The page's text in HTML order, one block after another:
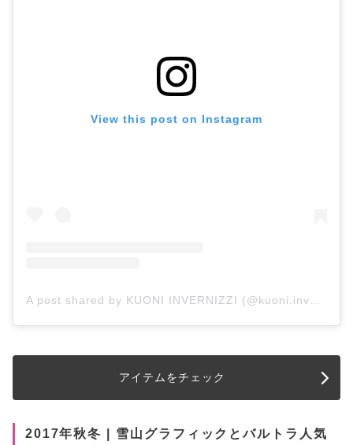
View this post on Instagram
A post shared by KUONI INVERNIZZI (@kuoni.invernizzi)
アイテムをチェック
2017年秋冬 | 雪山グラフィックとバルトラ人気